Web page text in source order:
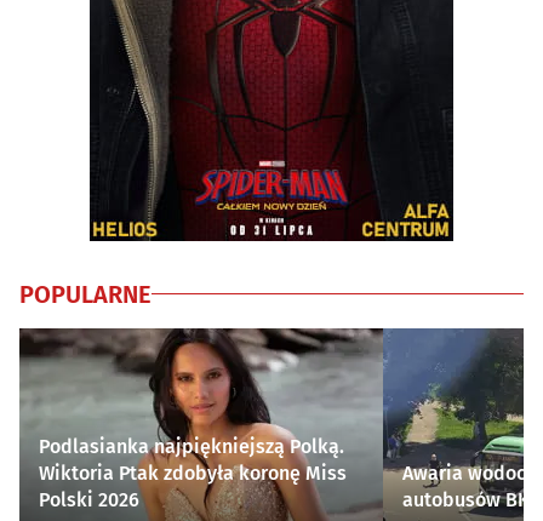
POPULARNE
Podlasianka najpiękniejszą Polką.
Wiktoria Ptak zdobyła koronę Miss
Polski 2026
Awaria
autobusów